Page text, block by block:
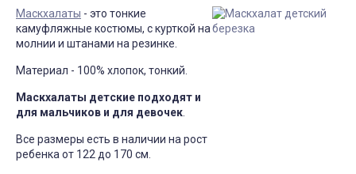
Маскхалаты - это тонкие
камуфляжные костюмы, с курткой на
молнии и штанами на резинке.
Материал - 100% хлопок, тонкий.
Маскхалаты детские подходят и
для мальчиков и для девочек
Все размеры есть в наличии на рост
ребенка от 122 до 170 см.